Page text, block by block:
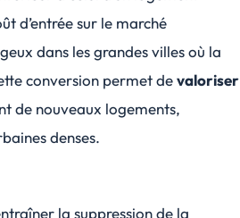
d’entrée sur le marché
dans les grandes villes où la
conversion permet devaloriser
de nouveaux logements,
denses.
la suppression de la